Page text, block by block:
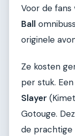
Voor de fans
Ball
originele
Ze kosten
per stuk.
Slayer
Gotouge.
de prachtige